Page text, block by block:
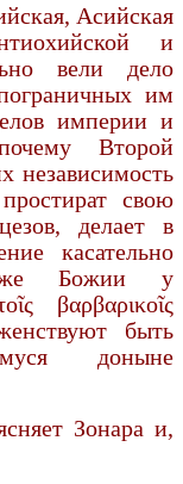
Асийская
и
вели дело
им
империи и
Второй
независимость
свою
делает в
касательно
же Божии у
βαρβαρικοῖς
быть
доны­не
Зонара и,